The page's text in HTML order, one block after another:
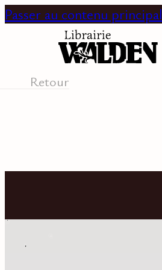
Passer au contenu principal
Retour